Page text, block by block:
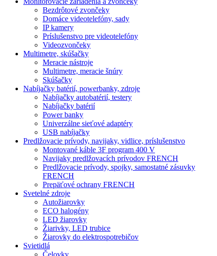
Bezdrôtové zvončeky
Domáce videotelefóny, sady
IP kamery
Príslušenstvo pre videotelefóny
Videozvončeky
Multimetre, skúšačky
Meracie nástroje
Multimetre, meracie šnúry
Skúšačky
Nabíjačky batérií, powerbanky, zdroje
Nabíjačky autobatérií, testery
Nabíjačky batérií
Power banky
Univerzálne sieťové adaptéry
USB nabíjačky
Predlžovacie prívody, navijaky, vidlice, príslušenstvo
Montované káble 3F program 400 V
Navijaky predlžovacích prívodov FRENCH
Predlžovacie prívody, spojky, samostatné zásuvky
FRENCH
Prepäťové ochrany FRENCH
Svetelné zdroje
Autožiarovky
ECO halogény
LED žiarovky
Žiarivky, LED trubice
Žiarovky do elektrospotrebičov
Svietidlá
Čelovky